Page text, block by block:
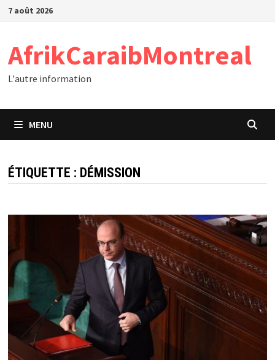
Passer
7 août 2026
AfrikCaraibMontreal
L'autre information
MENU
ÉTIQUETTE : DÉMISSION